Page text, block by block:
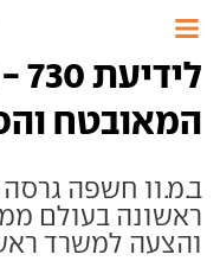
המאובטח
ראשונה בעולם
והצעה למשרד